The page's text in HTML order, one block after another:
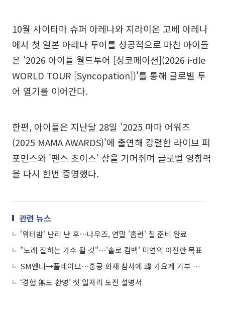
10월 사이타마 슈퍼 아레나와 지라이온 고베 아레나
에서 첫 일본 아레나 투어를 성공적으로 마친 아이들
은 '2026 아이들 월드투어 [싱코페이션](2026 i-dle
WORLD TOUR [Syncopation])'를 통해 글로벌 투
어 열기를 이어간다.
한편, 아이들은 지난달 28일 '2025 마마 어워즈
(2025 MAMA AWARDS)'에 출연해 강렬한 라이브 퍼
포먼스와 '팬스 초이스' 상을 거머쥐며 글로벌 영향력
을 다시 한번 증명했다.
관련 뉴스
'워터밤' 난리 난 후⋯나우즈, 연말 '홈런' 칠 준비 완료
"노래 잘하는 가수 될 것"⋯'솔로 컴백' 미연의 여전한 목표
SM엔터→플레이브⋯홍콩 화재 참사에 韓 가요계 기부 행렬
‘경험 無도 환영’ 첫 일자리 도전 설명서